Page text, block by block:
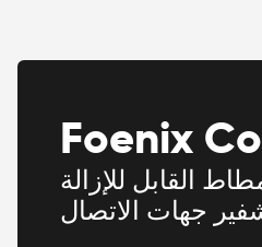
Foenix
القابل للإزالة
جهات الاتصال